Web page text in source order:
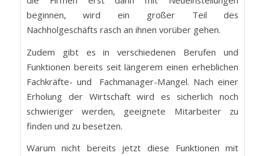
beginnen, wird ein großer Teil des
Nachholgeschäfts rasch an ihnen vorüber gehen.
Zudem gibt es in verschiedenen Berufen und
Funktionen bereits seit längerem einen erheblichen
Fachkräfte- und Fachmanager-Mangel. Nach einer
Erholung der Wirtschaft wird es sicherlich noch
schwieriger werden, geeignete Mitarbeiter zu
finden und zu besetzen.
Warum nicht bereits jetzt diese Funktionen mit